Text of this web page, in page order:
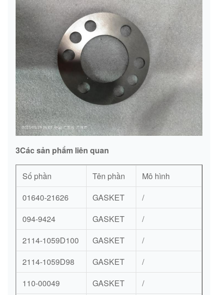
3Các sản phẩm liên quan
Số phần Tên phần
Mô hình
01640-21626
GASKET
/
094-9424
GASKET
/
2114-1059D100
GASKET
/
2114-1059D98
GASKET
/
110-00049
GASKET
/